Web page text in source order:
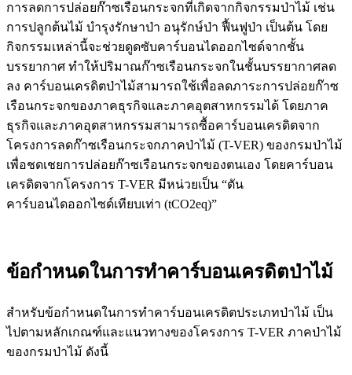
การลดการปล่อยก๊าซเรือนกระจกที่เกิดจากกิจกรรมป่าไม้ เช่น
การปลูกต้นไม้ บำรุงรักษาป่า อนุรักษ์ป่า ฟื้นฟูป่า เป็นต้น โดย
กิจกรรมเหล่านี้จะช่วยดูดซับคาร์บอนไดออกไซด์จากชั้น
บรรยากาศ ทำให้ปริมาณก๊าซเรือนกระจกในชั้นบรรยากาศลด
ลง คาร์บอนเครดิตป่าไม้สามารถใช้เพื่อลดภาระการปล่อยก๊าซ
เรือนกระจกของภาคธุรกิจและภาคอุตสาหกรรมได้ โดยภาค
ธุรกิจและภาคอุตสาหกรรมสามารถซื้อคาร์บอนเครดิตจาก
โครงการลดก๊าซเรือนกระจกภาคป่าไม้ (T-VER) ของกรมป่าไม้
เพื่อชดเชยการปล่อยก๊าซเรือนกระจกของตนเอง โดยคาร์บอน
เครดิตจากโครงการ T-VER มีหน่วยเป็น “ตัน
คาร์บอนไดออกไซด์เทียบเท่า (tCO2eq)”
ข้อกำหนดในการทำคาร์บอนเครดิตป่าไม้
สำหรับข้อกำหนดในการทำคาร์บอนเครดิตประเภทป่าไม้ เป็น
ไปตามหลักเกณฑ์และแนวทางของโครงการ T-VER ภาคป่าไม้
ของกรมป่าไม้ ดังนี้